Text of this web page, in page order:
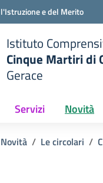
e del Merito
Istituto
Cinque Martiri di
Gerace
Servizi Novità
Novità Le circolari